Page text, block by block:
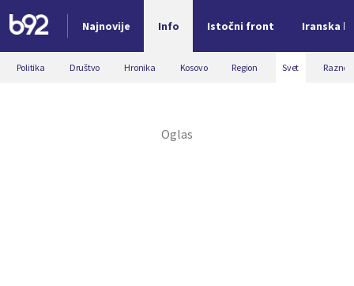
Najnovije Info Istočni front Iranska
Nova vest
Politika Društvo Hronika Kosovo Region Svet Razno